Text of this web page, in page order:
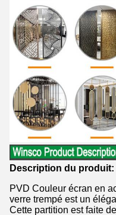
Description du produit:
PVD Couleur écran en
verre trempé est un
Cette partition est faite